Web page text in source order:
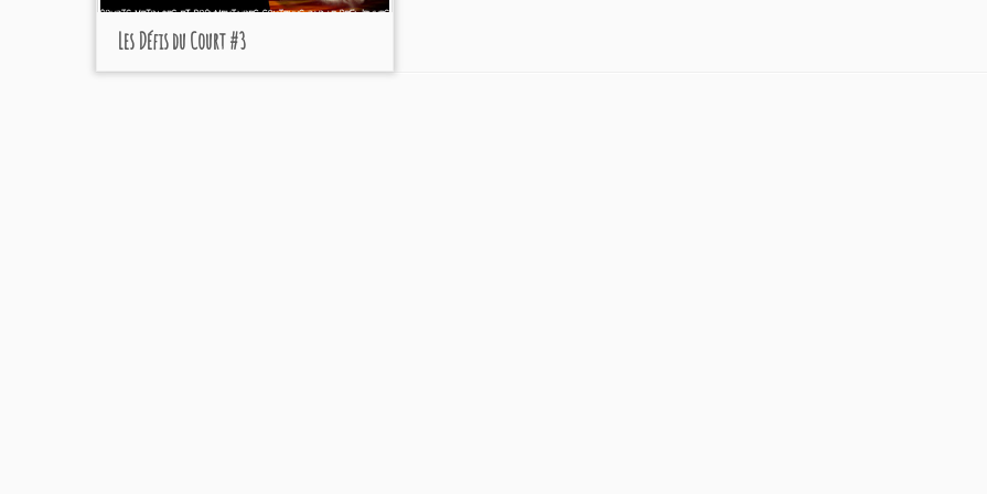
Les Défis du Court #3